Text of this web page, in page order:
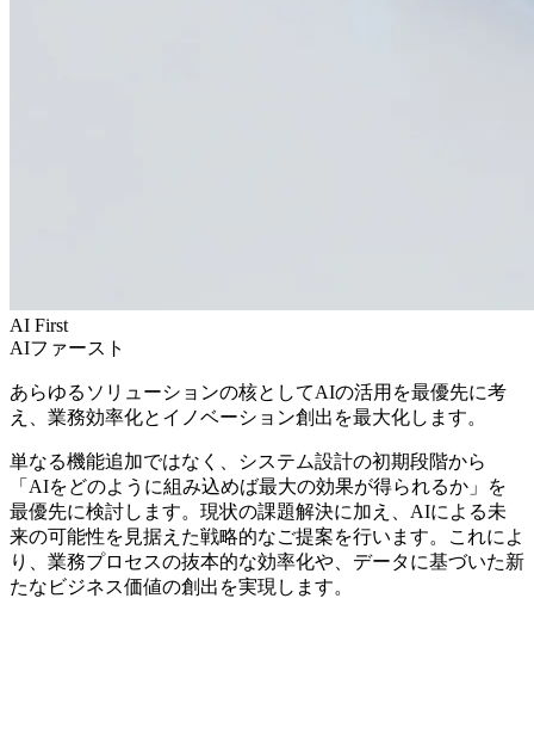
AI First
AIファースト
あらゆるソリューションの核としてAIの活用を最優先に考
え、業務効率化とイノベーション創出を最大化します。
単なる機能追加ではなく、システム設計の初期段階から
「AIをどのように組み込めば最大の効果が得られるか」を
最優先に検討します。現状の課題解決に加え、AIによる未
来の可能性を見据えた戦略的なご提案を行います。これによ
り、業務プロセスの抜本的な効率化や、データに基づいた新
たなビジネス価値の創出を実現します。